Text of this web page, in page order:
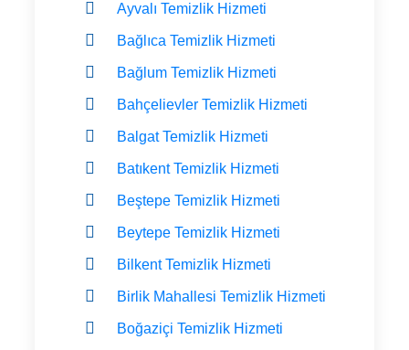
Ayvalı Temizlik Hizmeti
Bağlıca Temizlik Hizmeti
Bağlum Temizlik Hizmeti
Bahçelievler Temizlik Hizmeti
Balgat Temizlik Hizmeti
Batıkent Temizlik Hizmeti
Beştepe Temizlik Hizmeti
Beytepe Temizlik Hizmeti
Bilkent Temizlik Hizmeti
Birlik Mahallesi Temizlik Hizmeti
Boğaziçi Temizlik Hizmeti